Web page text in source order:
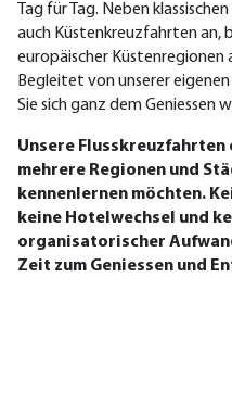
Tag für Tag. Neben
auch Küstenkreuzfahrten an,
europäischer Küstenregionen
Begleitet von unserer
Sie sich ganz dem Geniessen
Unsere
mehrere Regionen und
kennenlernen möchten.
keine Hotelwechsel und
organisatorischer
Zeit zum Geniessen und